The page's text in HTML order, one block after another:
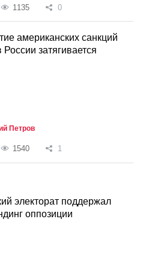
1135 0
американских санкций
России затягивается
Петров
1540 1
электорат поддержал
оппозиции